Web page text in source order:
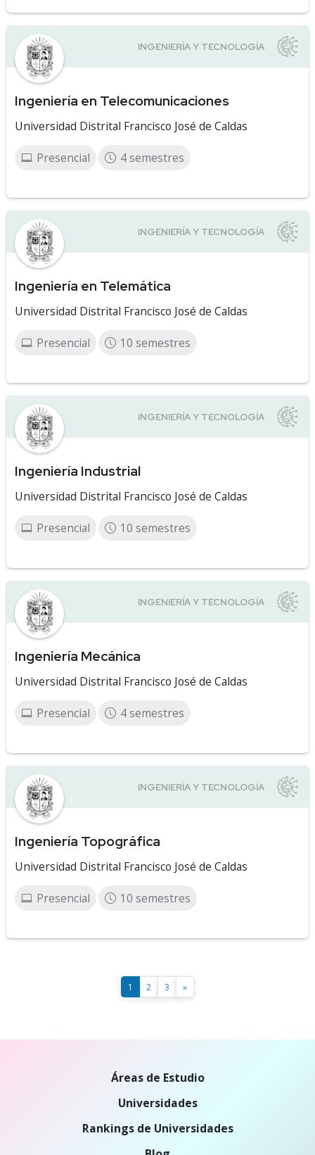
Ingeniería en Telecomunicaciones
Universidad Distrital Francisco José de Caldas
Presencial 4 semestres
Ingeniería en Telemática
Universidad Distrital Francisco José de Caldas
Presencial 10 semestres
Ingeniería Industrial
Universidad Distrital Francisco José de Caldas
Presencial 10 semestres
Ingeniería Mecánica
Universidad Distrital Francisco José de Caldas
Presencial 4 semestres
Ingeniería Topográfica
Universidad Distrital Francisco José de Caldas
Presencial 10 semestres
1 2 3 »
Áreas de Estudio
Universidades
Rankings de Universidades